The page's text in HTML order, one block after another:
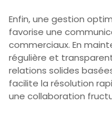
Enfin, une gestion
favorise une
commerciaux. En
régulière et
relations solides
facilite la résolution
une collaboration